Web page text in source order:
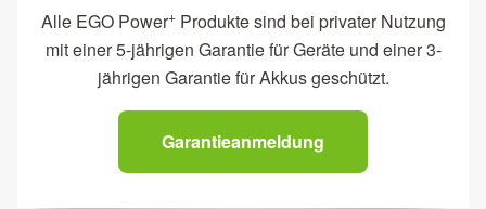
Alle EGO Power+Produkte sind bei privater Nutzung
mit einer 5-jährigen Garantie für Geräte und einer 3-
jährigen Garantie für Akkus geschützt.
Garantieanmeldung